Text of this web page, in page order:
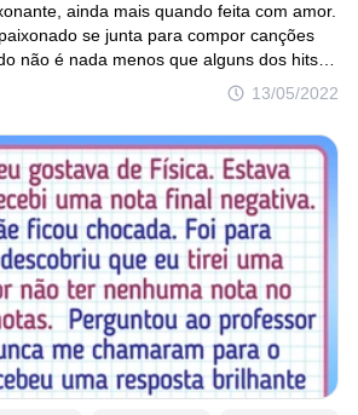
13/05/2022
ainda mais quando feita com amor.
se junta para compor canções
não é nada menos que alguns dos hits
brasileira. Pois, foi isso que aconteceu
de Carvalho, que juntos criaram diversos
e são um referencial de união no meio
a real história de amor desse casal,
de “namoro”?